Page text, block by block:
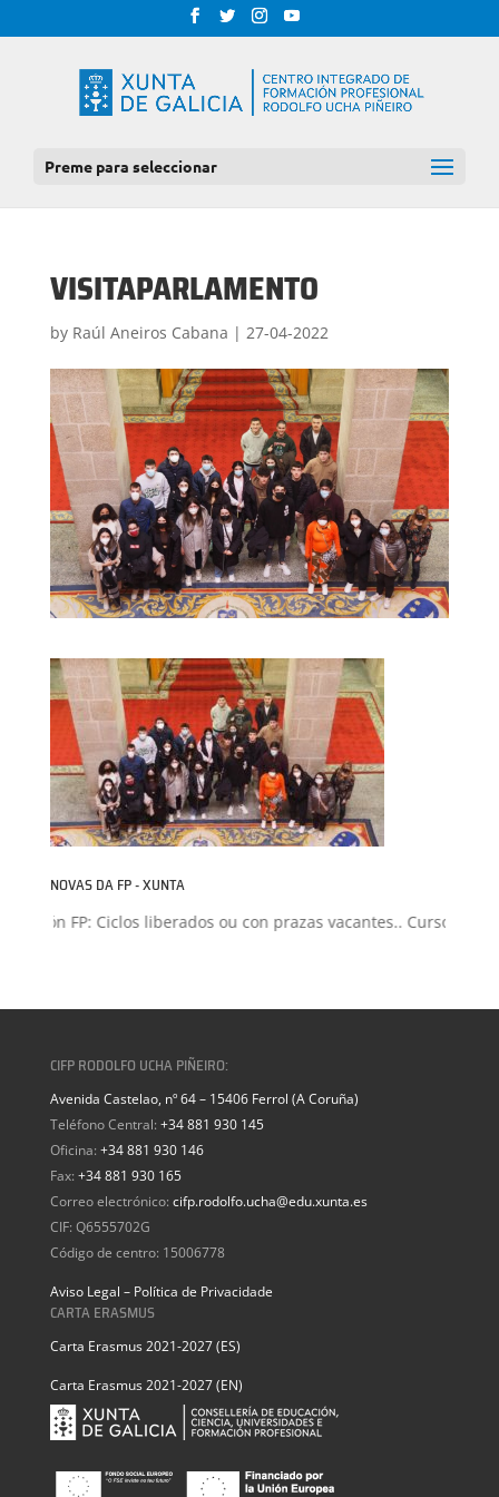
Preme para seleccionar
VISITAPARLAMENTO
by Raúl Aneiros Cabana | 27-04-2022
NOVAS DA FP - XUNTA
FP: Ciclos liberados ou con prazas vacantes.. Curso 2026-
CIFP RODOLFO UCHA PIÑEIRO:
Avenida Castelao, nº 64 – 15406 Ferrol (A Coruña)
Teléfono Central: +34 881 930 145
Oficina: +34 881 930 146
Fax: +34 881 930 165
Correo electrónico: cifp.rodolfo.ucha@edu.xunta.es
CIF: Q6555702G
Código de centro: 15006778
Aviso Legal – Política de Privacidade
CARTA ERASMUS
Carta Erasmus 2021-2027 (ES)
Carta Erasmus 2021-2027 (EN)